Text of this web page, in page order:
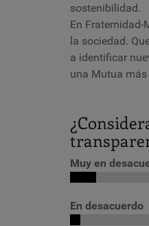
sostenibilidad.
En
la sociedad.
a identificar
una Mutua
Muy en
En desacuerdo